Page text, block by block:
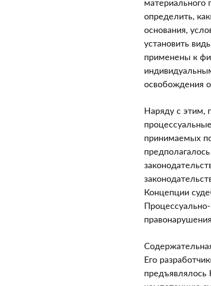
материального
определить,
основания,
установить
применены к
освобождения
Наряду с этим,
принимаемых
Концепции
Его
предъявлялось